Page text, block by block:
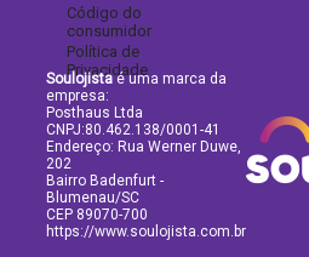
Código do
consumidor
Política de
Privacidade
Soulojistaé uma marca da
empresa:
Posthaus Ltda
CNPJ:80.462.138/0001-41
Endereço: Rua Werner Duwe,
202
Bairro Badenfurt -
Blumenau/SC
CEP 89070-700
https://www.soulojista.com.br